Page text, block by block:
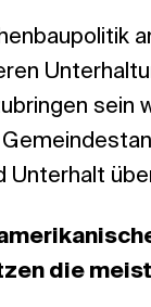
sein
Unterhalt
die